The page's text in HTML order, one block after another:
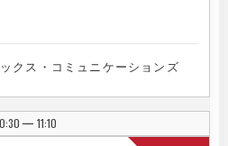
クス・コミュニケーションズ
| 11:10